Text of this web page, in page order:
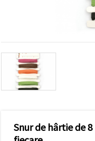
traficul și a
afișa
conținut și
reclame
noștri de
analiză și
Snur de hârtie de